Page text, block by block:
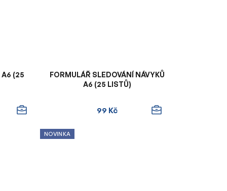
A6 (25
FORMULÁŘ SLEDOVÁNÍ NÁVYKŮ
A6 (25 LISTŮ)
99 Kč
NOVINKA